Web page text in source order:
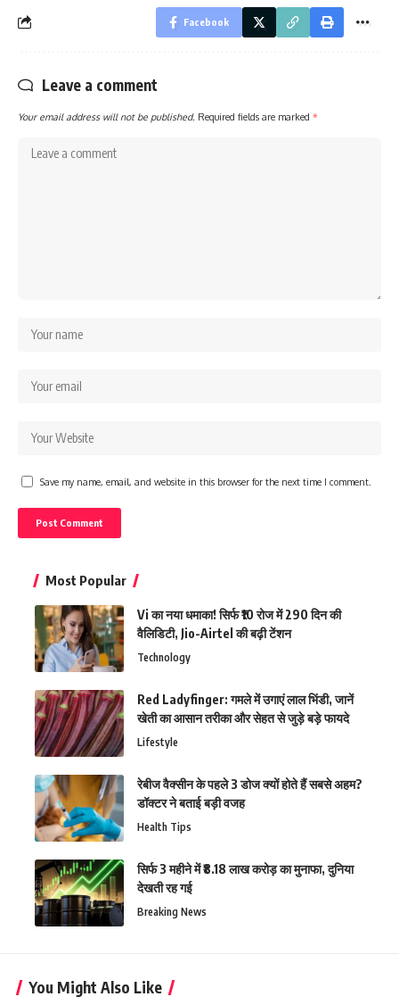
Facebook
Leave a comment
Your email address will not be published. Required fields are marked *
Save my name, email, and website in this browser for the next time I comment.
Most Popular
Vi का नया धमाका! सिर्फ ₹10 रोज में 290 दिन की
वैलिडिटी, Jio-Airtel की बढ़ी टेंशन
Technology
Red Ladyfinger: गमले में उगाएं लाल भिंडी, जानें
खेती का आसान तरीका और सेहत से जुड़े बड़े फायदे
Lifestyle
रेबीज वैक्सीन के पहले 3 डोज क्यों होते हैं सबसे अहम?
डॉक्टर ने बताई बड़ी वजह
Health Tips
सिर्फ 3 महीने में ₹8.18 लाख करोड़ का मुनाफा, दुनिया
देखती रह गई
Breaking News
You Might Also Like